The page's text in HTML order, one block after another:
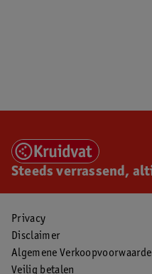
Steeds verrassend,
Privacy
Disclaimer
Algemene
Veilig betalen